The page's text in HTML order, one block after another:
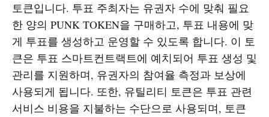
토큰입니다. 투표 주최자는 유권자 수에 맞춰 필요
한 양의 PUNK TOKEN을 구매하고, 투표 내용에 맞
게 투표를 생성하고 운영할 수 있도록 합니다. 이 토
큰은 투표 스마트컨트랙트에 예치되어 투표 생성 및
관리를 지원하며, 유권자의 참여율 측정과 보상에
사용되게 됩니다. 또한, 유틸리티 토큰은 투표 관련
서비스 비용을 지불하는 수단으로 사용되며, 토큰